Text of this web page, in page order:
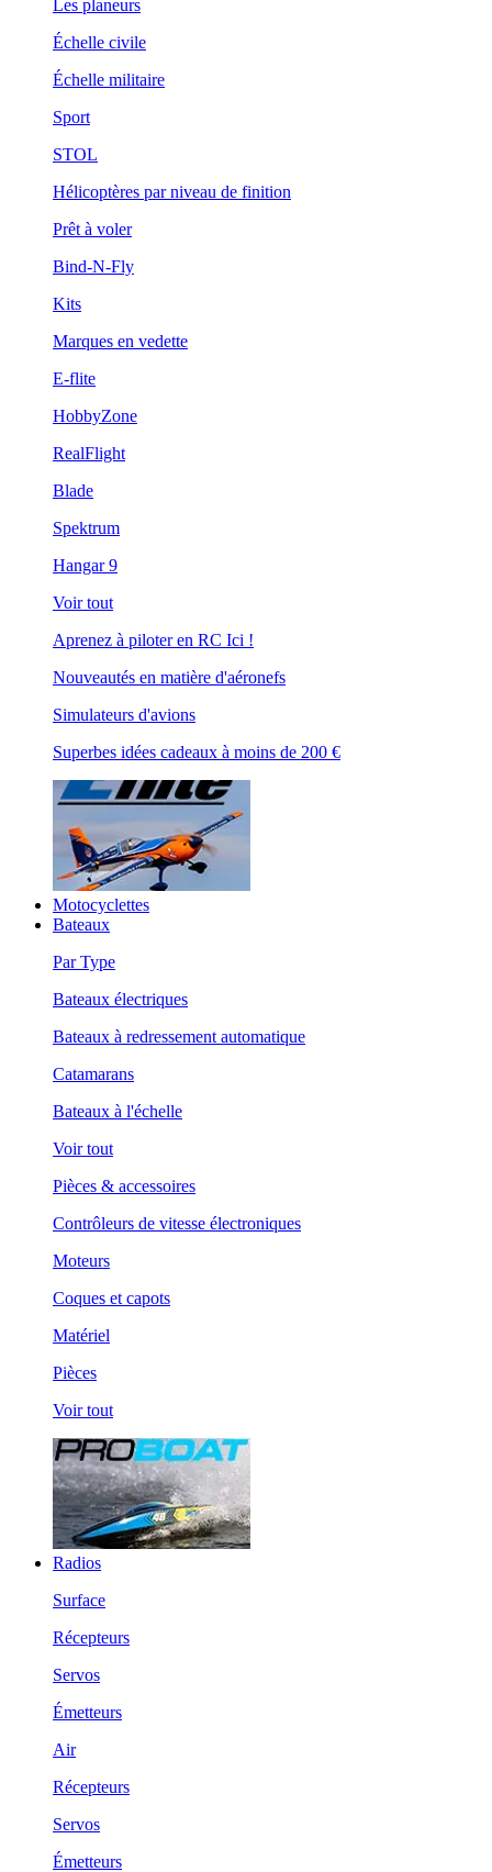
Les planeurs
Échelle civile
Échelle militaire
Sport
STOL
Hélicoptères par niveau de finition
Prêt à voler
Bind-N-Fly
Kits
Marques en vedette
E-flite
HobbyZone
RealFlight
Blade
Spektrum
Hangar 9
Voir tout
Aprenez à piloter en RC Ici !
Nouveautés en matière d'aéronefs
Simulateurs d'avions
Superbes idées cadeaux à moins de 200 €
Motocyclettes
Bateaux
Par Type
Bateaux électriques
Bateaux à redressement automatique
Catamarans
Bateaux à l'échelle
Voir tout
Pièces & accessoires
Contrôleurs de vitesse électroniques
Moteurs
Coques et capots
Matériel
Pièces
Voir tout
Radios
Surface
Récepteurs
Servos
Émetteurs
Air
Récepteurs
Servos
Émetteurs